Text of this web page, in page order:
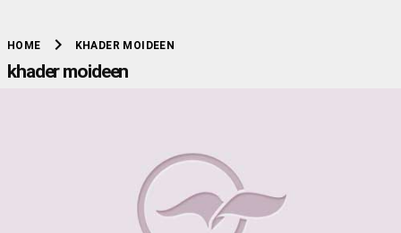
HOME chevron_right KHADER MOIDEEN
khader moideen